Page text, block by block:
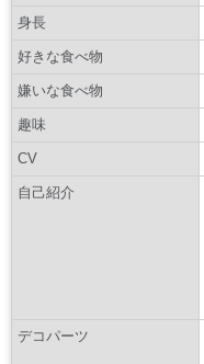
身長
好きな食べ物
嫌いな食べ物
趣味
CV
自己紹介
デコパーツ